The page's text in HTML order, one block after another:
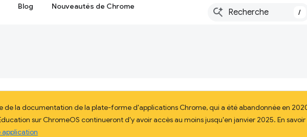
Blog Nouveautés de Chrome
/
de la documentation de la plate-forme d'applications Chrome, qui a été abandonnée en
sur ChromeOS continueront d'y avoir accès au moins jusqu'en janvier 2025. En savoir